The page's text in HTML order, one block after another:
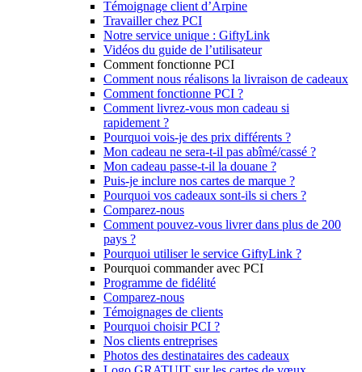
Témoignage client d’Arpine
Travailler chez PCI
Notre service unique : GiftyLink
Vidéos du guide de l’utilisateur
Comment fonctionne PCI
Comment nous réalisons la livraison de cadeaux
Comment fonctionne PCI ?
Comment livrez-vous mon cadeau si
rapidement ?
Pourquoi vois-je des prix différents ?
Mon cadeau ne sera-t-il pas abîmé/cassé ?
Mon cadeau passe-t-il la douane ?
Puis-je inclure nos cartes de marque ?
Pourquoi vos cadeaux sont-ils si chers ?
Comparez-nous
Comment pouvez-vous livrer dans plus de 200
pays ?
Pourquoi utiliser le service GiftyLink ?
Pourquoi commander avec PCI
Programme de fidélité
Comparez-nous
Témoignages de clients
Pourquoi choisir PCI ?
Nos clients entreprises
Photos des destinataires des cadeaux